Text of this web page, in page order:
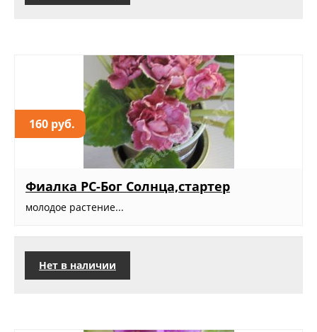
160 руб.
Фиалка РС-Бог Солнца,стартер
молодое растение...
Нет в наличии